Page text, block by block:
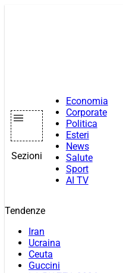
Sezioni
Economia
Corporate
Politica
Esteri
News
Salute
Sport
AI TV
Tendenze
Iran
Ucraina
Ceuta
Guccini